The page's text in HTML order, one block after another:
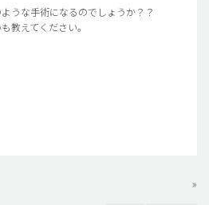
うな手術になるのでしょうか？？
教えてください。
»